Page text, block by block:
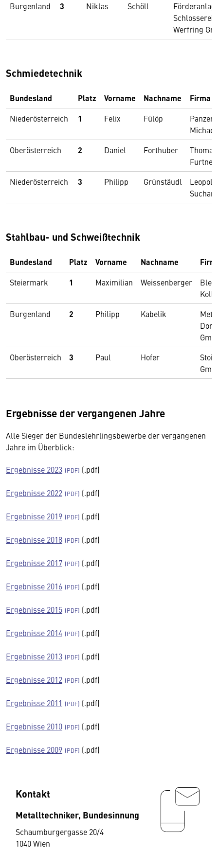
Burgenland
3 Niklas Schöll
Schlosserei
Werfring
Schmiedetechnik
Bundesland Platz Vorname Nachname Firma
Niederösterreich 1 Felix Fülöp
Michael
Oberösterreich
2 Daniel Forthuber
Thomas
Furtner
Niederösterreich
3 Philipp Grünstäudl
Leopold
Suchan
Stahlbau- und Schweißtechnik
Bundesland Platz Vorname Nachname
Steiermark 1 Maximilian Weissenberger
Burgenland
2 Philipp Kabelik
Oberösterreich
3 Paul Hofer
Ergebnisse der vergangenen Jahre
Alle Sieger der Bundeslehrlingsbewerbe der vergangenen
Jahre im Überblick:
Ergebnisse 2023 (.pdf)
Ergebnisse 2022 (.pdf)
Ergebnisse 2019 (.pdf)
Ergebnisse 2018 (.pdf)
Ergebnisse 2017 (.pdf)
Ergebnisse 2016 (.pdf)
Ergebnisse 2015 (.pdf)
Ergebnisse 2014 (.pdf)
Ergebnisse 2013 (.pdf)
Ergebnisse 2012 (.pdf)
Ergebnisse 2011 (.pdf)
Ergebnisse 2010 (.pdf)
Ergebnisse 2009 (.pdf)
Kontakt
Metalltechniker, Bundesinnung
Schaumburgergasse 20/4
1040 Wien